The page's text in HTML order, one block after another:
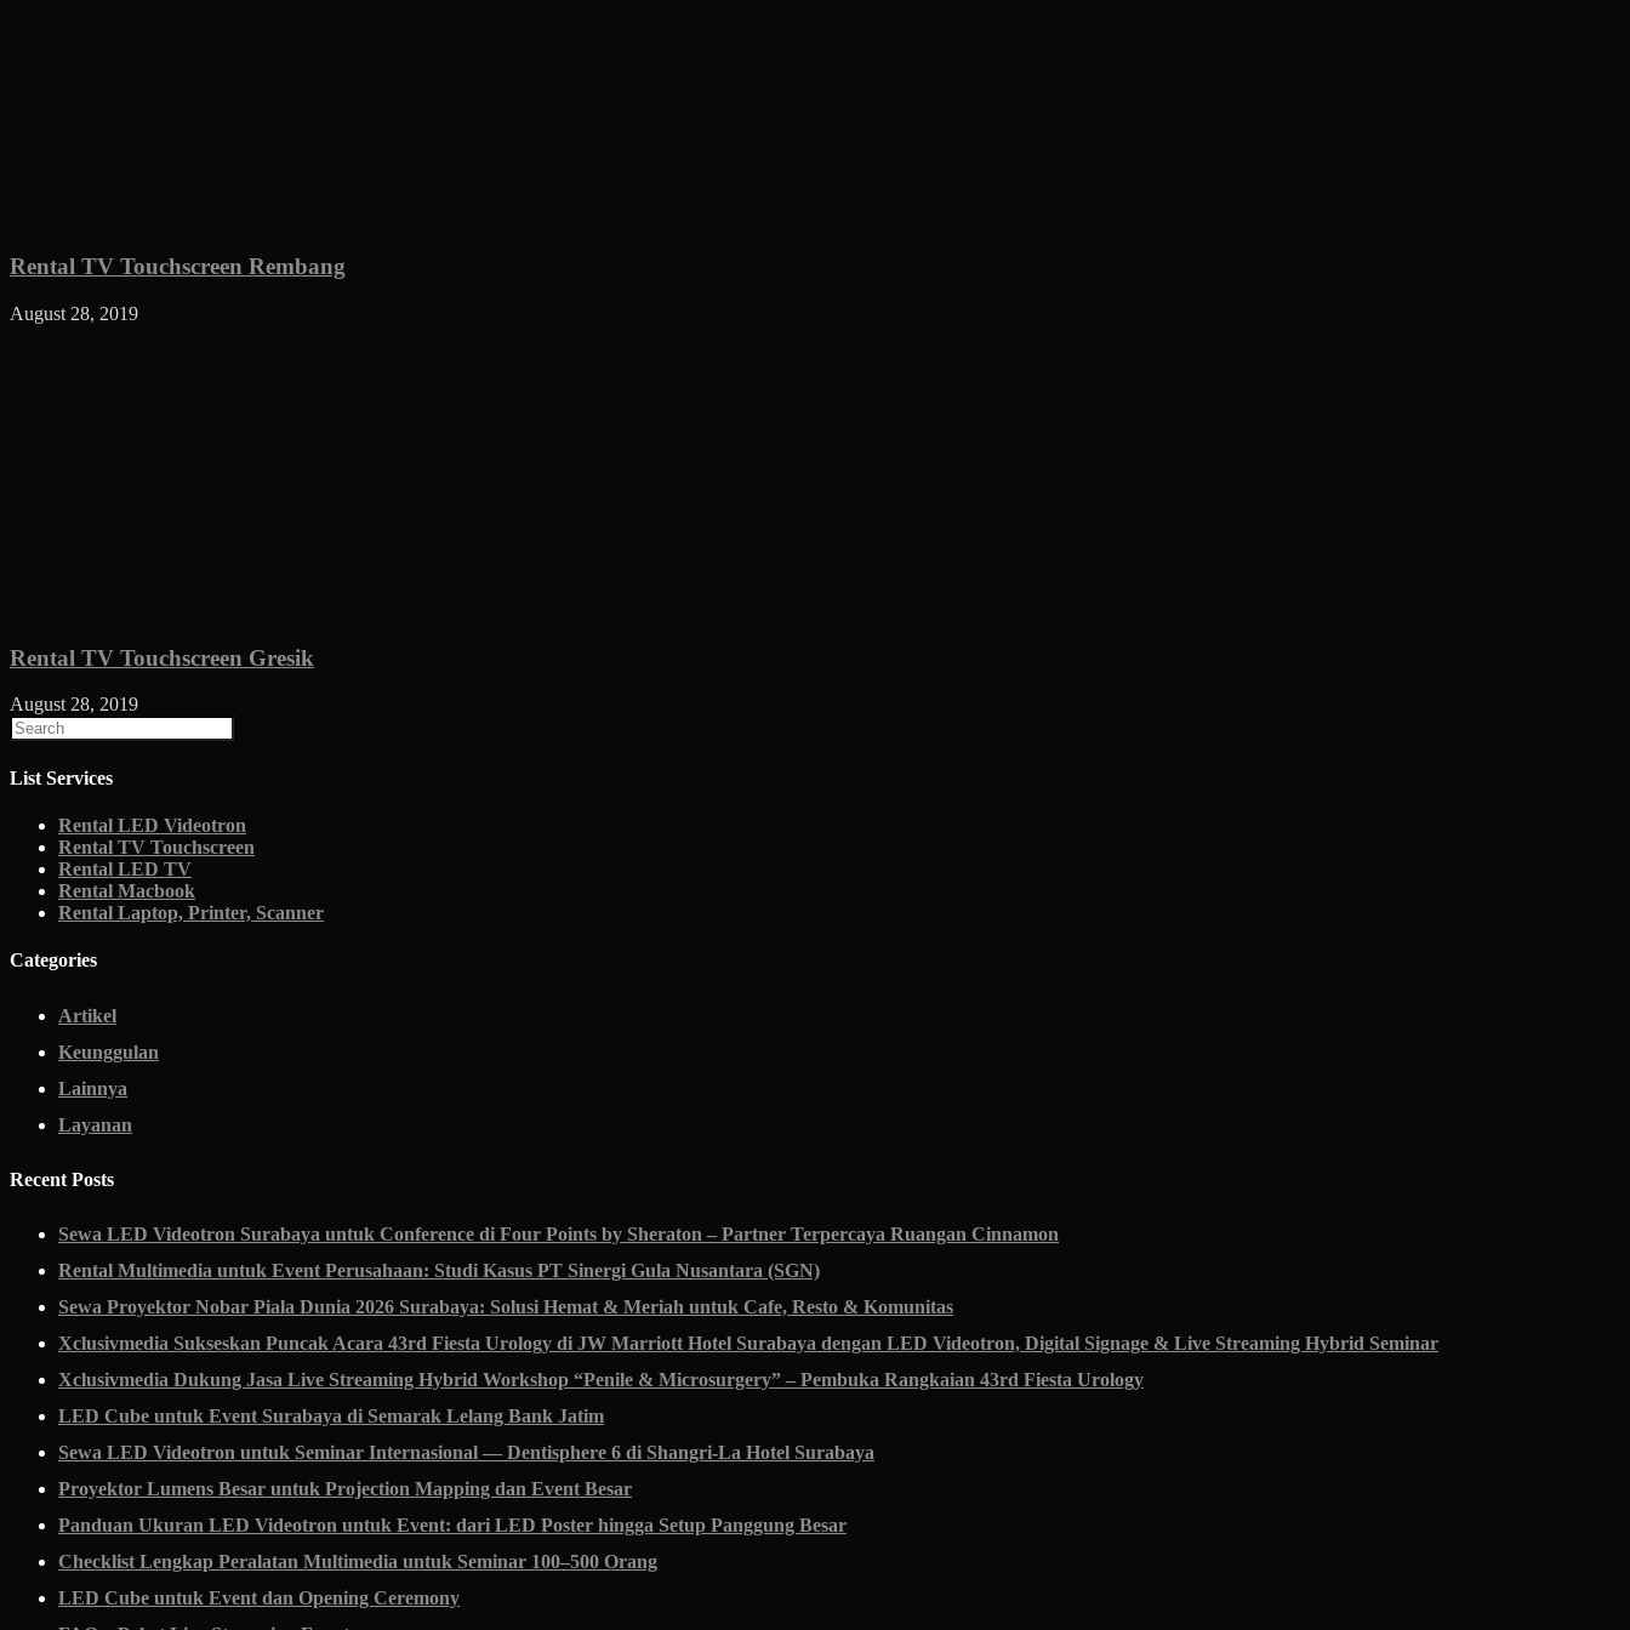
Rental TV Touchscreen Rembang
August 28, 2019
Rental TV Touchscreen Gresik
August 28, 2019
List Services
Rental LED Videotron
Rental TV Touchscreen
Rental LED TV
Rental Macbook
Rental Laptop, Printer, Scanner
Categories
Artikel
Keunggulan
Lainnya
Layanan
Recent Posts
Sewa LED Videotron Surabaya untuk Conference di Four Points by Sheraton – Partner Terpercaya Ruangan Cinnamon
Rental Multimedia untuk Event Perusahaan: Studi Kasus PT Sinergi Gula Nusantara (SGN)
Sewa Proyektor Nobar Piala Dunia 2026 Surabaya: Solusi Hemat & Meriah untuk Cafe, Resto & Komunitas
Xclusivmedia Sukseskan Puncak Acara 43rd Fiesta Urology di JW Marriott Hotel Surabaya dengan LED Videotron, Digital Signage & Live Streaming Hybrid Seminar
Xclusivmedia Dukung Jasa Live Streaming Hybrid Workshop “Penile & Microsurgery” – Pembuka Rangkaian 43rd Fiesta Urology
LED Cube untuk Event Surabaya di Semarak Lelang Bank Jatim
Sewa LED Videotron untuk Seminar Internasional — Dentisphere 6 di Shangri-La Hotel Surabaya
Proyektor Lumens Besar untuk Projection Mapping dan Event Besar
Panduan Ukuran LED Videotron untuk Event: dari LED Poster hingga Setup Panggung Besar
Checklist Lengkap Peralatan Multimedia untuk Seminar 100–500 Orang
LED Cube untuk Event dan Opening Ceremony